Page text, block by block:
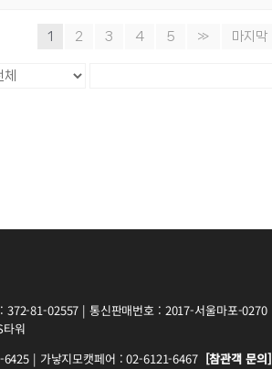
1 2 3 4 5 » 마지막
372-81-02557 | 통신판매번호 : 2017-서울마포-0270
워
| 가낳지모캣페어 : 02-6121-6467 [참관객 문의]